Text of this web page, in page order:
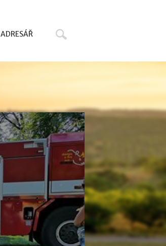
ADRESÁŘ